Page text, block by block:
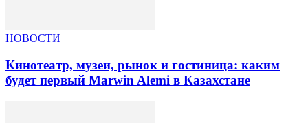
НОВОСТИ
Кинотеатр, музеи, рынок и гостиница: каким
будет первый Marwin Alemi в Казахстане